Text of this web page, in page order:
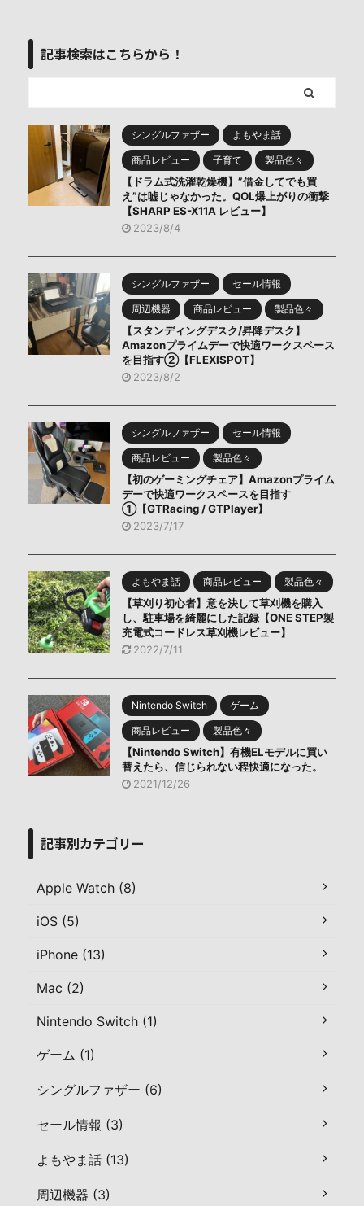
記事検索はこちらから！
シングルファザー よもやま話
商品レビュー 子育て 製品色々
【ドラム式洗濯乾燥機】”借金してでも買
え”は嘘じゃなかった。QOL爆上がりの衝撃
【SHARP ES-X11A レビュー】
2023/8/4
シングルファザー セール情報
周辺機器 商品レビュー 製品色々
【スタンディングデスク/昇降デスク】
Amazonプライムデーで快適ワークスペース
を目指す②【FLEXISPOT】
2023/8/2
シングルファザー セール情報
商品レビュー 製品色々
【初のゲーミングチェア】Amazonプライム
デーで快適ワークスペースを目指す
①【GTRacing / GTPlayer】
2023/7/17
よもやま話 商品レビュー 製品色々
【草刈り初心者】意を決して草刈機を購入
し、駐車場を綺麗にした記録【ONE STEP製
充電式コードレス草刈機レビュー】
2022/7/11
Nintendo Switch ゲーム
商品レビュー 製品色々
【Nintendo Switch】有機ELモデルに買い
替えたら、信じられない程快適になった。
2021/12/26
記事別カテゴリー
Apple Watch (8)
iOS (5)
iPhone (13)
Mac (2)
Nintendo Switch (1)
ゲーム (1)
シングルファザー (6)
セール情報 (3)
よもやま話 (13)
周辺機器 (3)